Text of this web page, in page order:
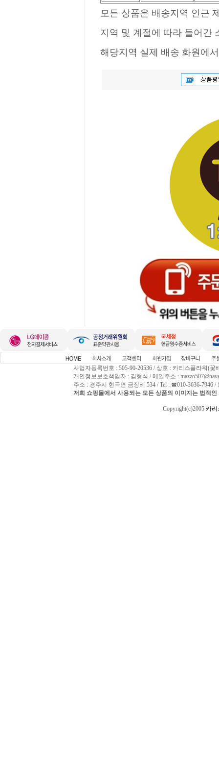
모든 상품은 배송지역 인근
지역 및 계절에 따라 들어간
해당지역 실제 배송 화원에
사업자등록번호 : 505-90-20536 / 상호 : 카리스플라워(꽃
개인정보보호책임자 : 김형식 / 메일주소 :
주소 : 경주시 현곡면 금장리 534 / Tel : ☎010-3636-7946
저희 쇼핑몰에서 사용되는 모든 상품의 이미지는 법적
Copyright(c)2005 카리